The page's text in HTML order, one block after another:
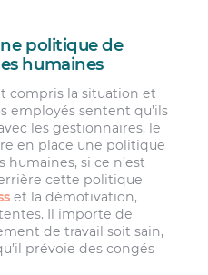
politique de
humaines
compris la situation et
employés sentent qu’ils
les gestionnaires, le
en place une politique
si ce n’est
cette politique
et la démotivation,
Il importe de
de travail soit sain,
prévoie des congés